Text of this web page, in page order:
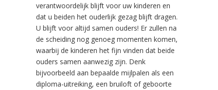
verantwoordelijk blijft voor uw kinderen en
dat u beiden het ouderlijk gezag blijft dragen.
U blijft voor altijd samen ouders! Er zullen na
de scheiding nog genoeg momenten komen,
waarbij de kinderen het fijn vinden dat beide
ouders samen aanwezig zijn. Denk
bijvoorbeeld aan bepaalde mijlpalen als een
diploma-uitreiking, een bruiloft of geboorte